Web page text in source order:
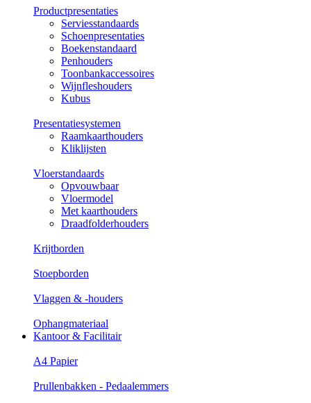
Productpresentaties
Serviesstandaards
Schoenpresentaties
Boekenstandaard
Penhouders
Toonbankaccessoires
Wijnfleshouders
Kubus
Presentatiesystemen
Raamkaarthouders
Kliklijsten
Vloerstandaards
Opvouwbaar
Vloermodel
Met kaarthouders
Draadfolderhouders
Krijtborden
Stoepborden
Vlaggen & -houders
Ophangmateriaal
Kantoor & Facilitair
A4 Papier
Prullenbakken - Pedaalemmers